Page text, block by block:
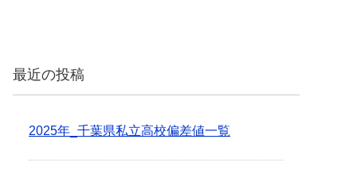
最近の投稿
2025年_千葉県私立高校偏差値一覧